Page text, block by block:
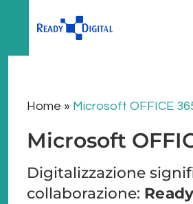
Home » Microsoft OFFICE
Microsoft
Digitalizzazione
collaborazione: